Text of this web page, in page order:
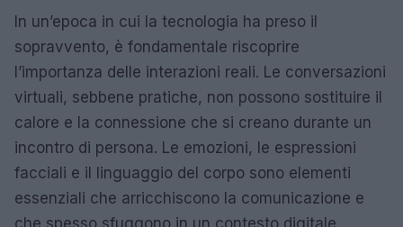
In un’epoca in cui la tecnologia ha preso il
sopravvento, è fondamentale riscoprire
l’importanza delle interazioni reali. Le conversazioni
virtuali, sebbene pratiche, non possono sostituire il
calore e la connessione che si creano durante un
incontro di persona. Le emozioni, le espressioni
facciali e il linguaggio del corpo sono elementi
essenziali che arricchiscono la comunicazione e
che spesso sfuggono in un contesto digitale.